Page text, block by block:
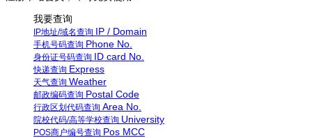
我要查询
IP地址/域名查询 IP / Domain
手机号码查询 Phone No.
身份证号码查询 ID card No.
快递查询 Express
天气查询 Weather
邮政编码查询 Postal Code
行政区划代码查询 Area No.
院校代码/高等学校查询 University
POS商户编号查询 Pos MCC